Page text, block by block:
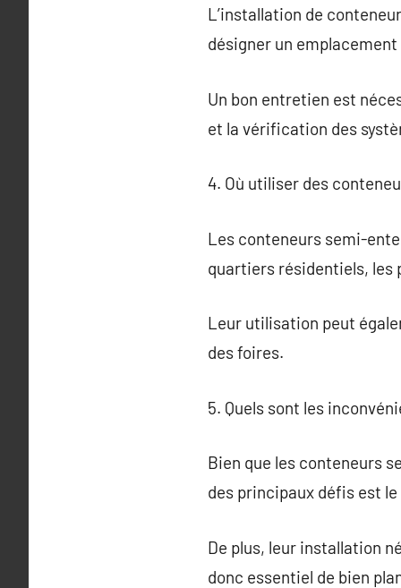
L’installation de
désigner un
Un bon entretien est
et la vérification des
4. Où utiliser des
Les conteneurs semi-
quartiers résidentiels, les
Leur utilisation peut
des foires.
5. Quels sont les
Bien que les conteneurs
des principaux défis est
De plus, leur installation
donc essentiel de bien